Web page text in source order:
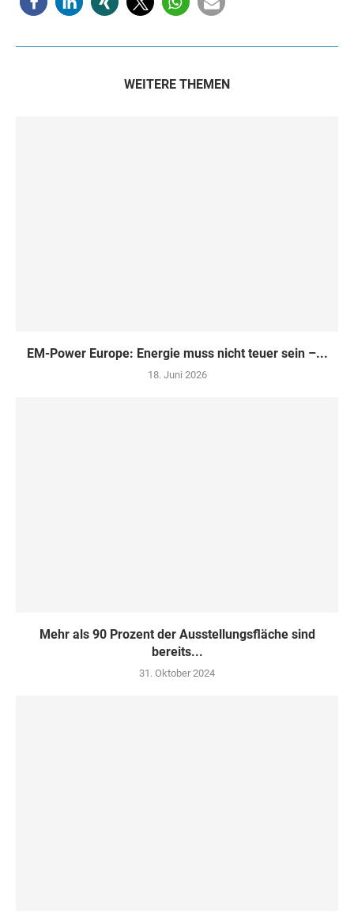
WEITERE THEMEN
EM-Power Europe: Energie muss nicht teuer sein –...
18. Juni 2026
Mehr als 90 Prozent der Ausstellungsfläche sind
bereits...
31. Oktober 2024